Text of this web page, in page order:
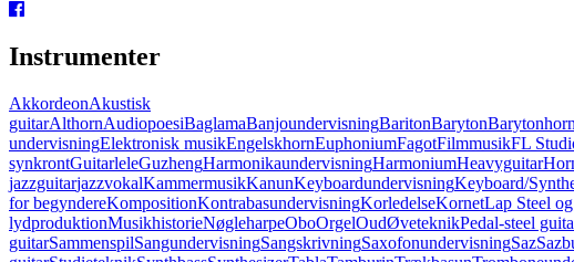
Instrumenter
AkkordeonAkustisk
guitarAlthornAudiopoesiBaglamaBanjoundervisningBaritonBarytonBarytonhorn
undervisningElektronisk musikEngelskhornEuphoniumFagotFilmmusikFL
synkrontGuitarleleGuzhengHarmonikaundervisningHarmoniumHeavyguitar
jazzguitarjazzvokalKammermusikKanunKeyboardundervisningKeyboard/
for begyndereKompositionKontrabasundervisningKorledelseKornetLap Steel
lydproduktionMusikhistorieNøgleharpeOboOrgelOudØveteknikPedal-steel
guitarSammenspilSangundervisningSangskrivningSaxofonundervisningSaz